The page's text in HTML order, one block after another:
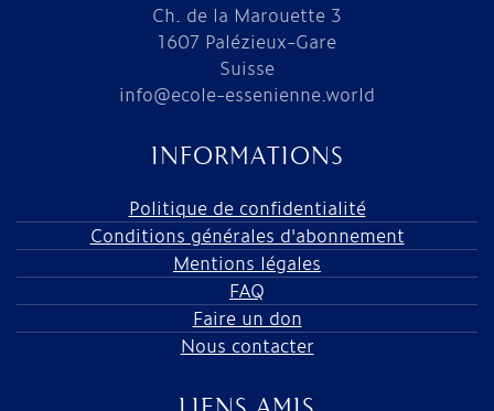
Ch. de la Marouette 3
1607 Palézieux-Gare
Suisse
info@ecole-essenienne.world
INFORMATIONS
Politique de confidentialité
Conditions générales d'abonnement
Mentions légales
FAQ
Faire un don
Nous contacter